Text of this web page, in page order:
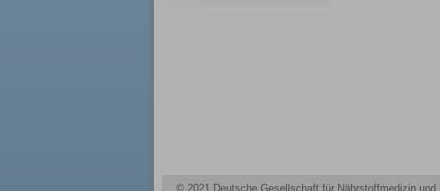
© 2021 Deutsche Gesellschaft für Nährstoffmedizin und